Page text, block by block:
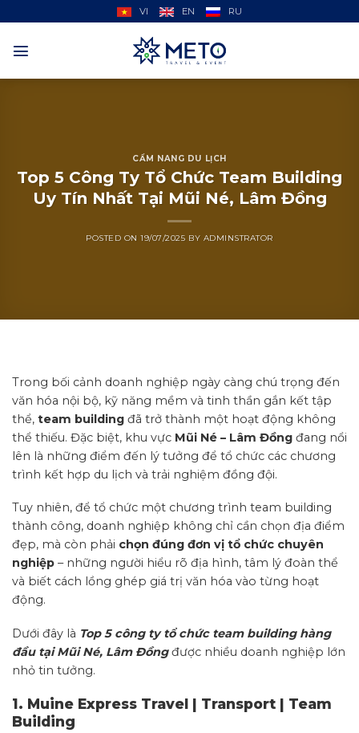
to
content
VI EN RU
CẨM NANG DU LỊCH
Top 5 Công Ty Tổ Chức Team Building
Uy Tín Nhất Tại Mũi Né, Lâm Đồng
POSTED ON19/07/2025 BY ADMINSTRATOR
Trong bối cảnh doanh nghiệp ngày càng chú trọng đến
văn hóa nội bộ, kỹ năng mềm và tinh thần gắn kết tập
thể, team building đã trở thành một hoạt động không
thể thiếu. Đặc biệt, khu vực Mũi Né – Lâm Đồng đang nổi
lên là những điểm đến lý tưởng để tổ chức các chương
trình kết hợp du lịch và trải nghiệm đồng đội.
Tuy nhiên, để tổ chức một chương trình team building
thành công, doanh nghiệp không chỉ cần chọn địa điểm
đẹp, mà còn phải chọn đúng đơn vị tổ chức chuyên
nghiệp – những người hiểu rõ địa hình, tâm lý đoàn thể
và biết cách lồng ghép giá trị văn hóa vào từng hoạt
động.
Dưới đây là Top 5 công ty tổ chức team building hàng
đầu tại Mũi Né, Lâm Đồngđược nhiều doanh nghiệp lớn
nhỏ tin tưởng.
1. Muine Express Travel | Transport | Team
Building